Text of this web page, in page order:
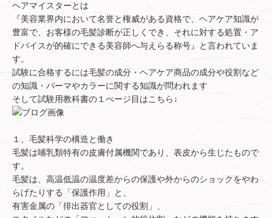
ヘアマイスターとは
『美容業界内において名誉と権威がある資格で、ヘアケア知識が
豊富で、お客様の毛髪診断が正しくでき、それに対する処置・ア
ドバイスが的確にできる美容師へ与えらる称号』と言われていま
す。
試験に合格するには毛髪の成分・ヘアケア商品の成分や役割など
の知識・パーマやカラーに関する知識が問われます
そして試験用教科書の１ぺージ目はこちら↓
１、毛髪科学の構造と働き
毛髪は哺乳類特有の皮膚付属機関であり、表皮から生じたもので
す。
毛髪は、高温低温の温度差からの保護や外からのショックをやわ
らげたりする「保護作用」と、
有害金属の「排出器官としての役割」、